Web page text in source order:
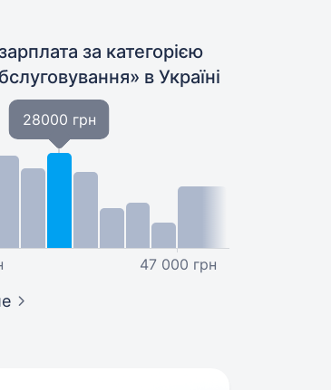
за категорією
в Україні
28000 грн
47 000 грн